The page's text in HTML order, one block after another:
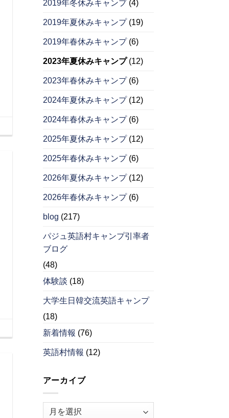
2019年冬休みキャンプ(4)
2019年夏休みキャンプ(19)
2019年春休みキャンプ(6)
2023年夏休みキャンプ(12)
2023年春休みキャンプ(6)
2024年夏休みキャンプ(12)
2024年春休みキャンプ(6)
2025年夏休みキャンプ(12)
2025年春休みキャンプ(6)
2026年夏休みキャンプ(12)
2026年春休みキャンプ(6)
blog (217)
パジュ英語村キャンプ引率者
ブログ
(48)
体験談 (18)
大学生日韓交流英語キャンプ
(18)
新着情報 (76)
英語村情報 (12)
アーカイブ